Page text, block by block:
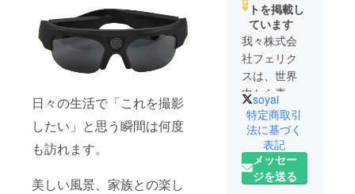
日々の生活で「これを撮影
したい」と思う瞬間は何度
も訪れます。
美しい風景、家族との楽し
トを掲載し
ています
我々株式会
社フェリク
スは、世界
中から素晴
らしい製品
を探した
り、人々の
生活に役に
立つ製品の
soyai
特定商取引
法に基づく
表記
メッセー
ジを送る